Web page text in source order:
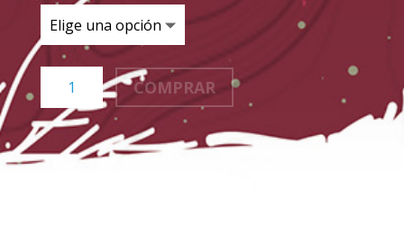
Tapantí
Hacienda
Media
Libra
COMPRAR